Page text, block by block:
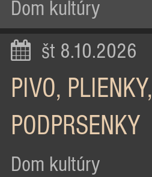
Dom kultúry
št 8.10.2026
PIVO, PLIENKY,
PODPRSENKY
Dom kultúry